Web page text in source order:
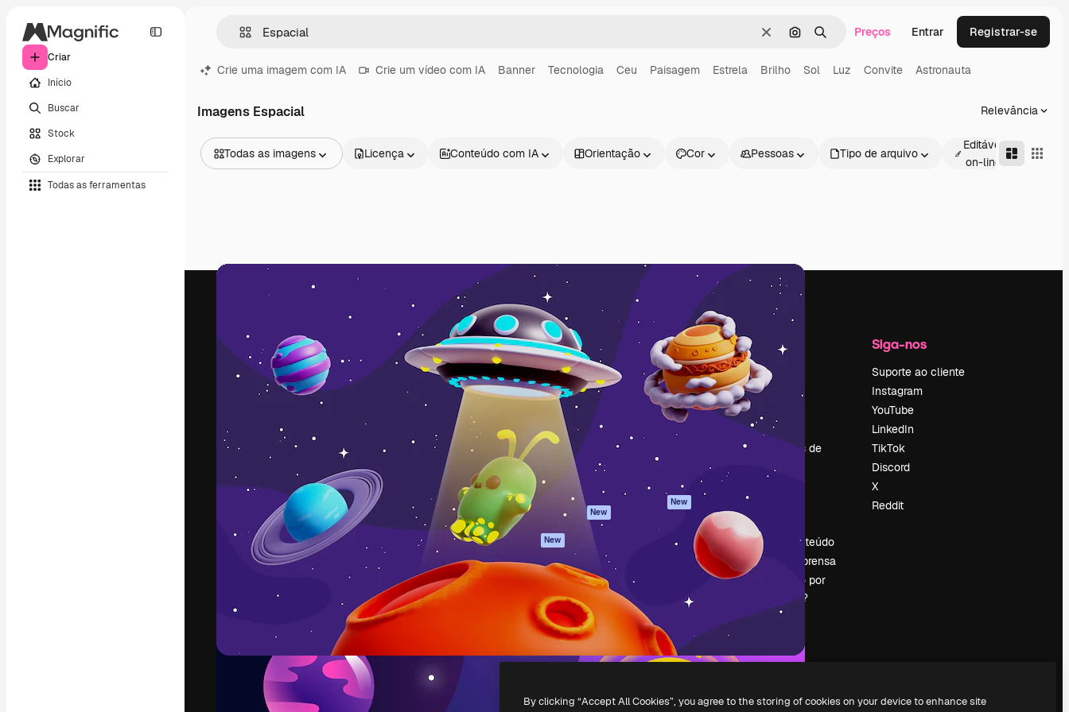
Criar
Início
Buscar
Stock
Explorar
Todas as ferramentas
LimparPesquisar por imagem
BuscarPreços Entrar Registrar-se
Crie uma imagem com IA Crie um vídeo com IA Banner Tecnologia Ceu Paisagem Estrela Brilho Sol Luz Convite Astronauta
Imagens Espacial Relevância
Todas as imagens
Vídeos
Modelos 3D
Fontes
Licença Conteúdo com IA Orientação Cor Pessoas Tipo de arquivo
Editável
on-line
A plataforma criativa para você direcionar
seu melhor trabalho. Mais de 1 milhão de
assinantes entre criativos, empresas,
agências e estúdios.
Português
Produtos
Spaces
Assistente de IA
imagens
Gerador de vídeos
Texto para voz
Conteúdo de stock
MCP para
Claude/ChatGPT
New
Agentes New
API
App móvel
Todas as
ferramentas
Começar
Academy
Documentação
Atendimento
Política de
privacidade
New
Política de cookies
Central de
confiabilidade
Afiliados
Empresas
Empresa
Preços
Sobre nós
Reviews
Emprego
Tendências de
pesquisa
Eventos
Slidesgo
Vender conteúdo
Sala de imprensa
Procurando por
magnific.ai?
Siga-nos
Suporte ao cliente
Instagram
YouTube
LinkedIn
TikTok
Discord
X
Reddit
Copyright © 2010-2026 Freepik Company S.L.U. Todos os direitos reservados.
By clicking “Accept All Cookies”, you agree to the storing of cookies on your device to enhance site